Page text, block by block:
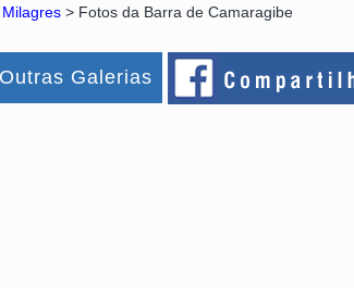
> Fotos da Barra de Camaragibe
Outras Galerias